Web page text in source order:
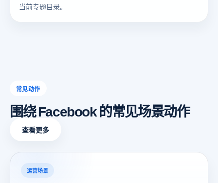
当前专题目录。
常见动作
围绕 Facebook 的常见场景动作
查看更多
运营场景